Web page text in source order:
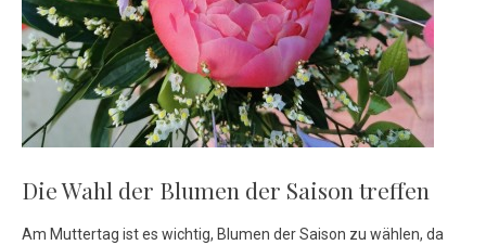
Die Wahl der Blumen der Saison treffen
Am Muttertag ist es wichtig, Blumen der Saison zu wählen, da